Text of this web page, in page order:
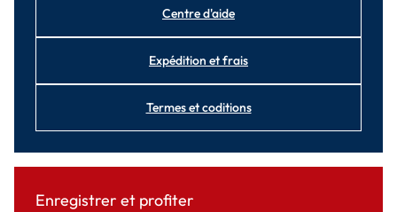
Centre d'aide
Expédition et frais
Termes et coditions
Enregistrer et profiter